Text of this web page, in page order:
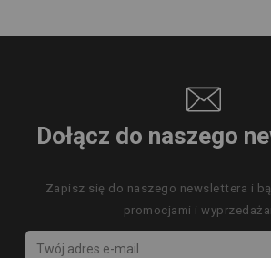
Dołącz do naszego
Zapisz się do naszego newslettera i
promocjami i